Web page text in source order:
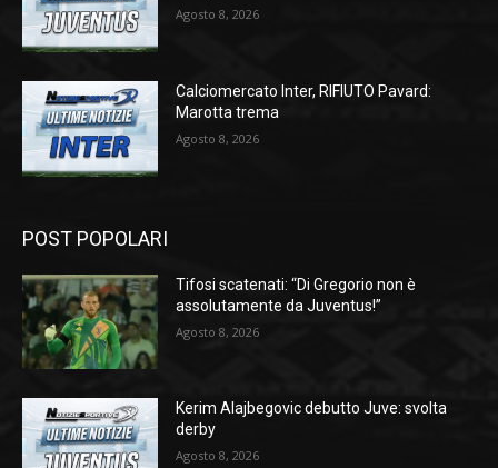
Agosto 8, 2026
Calciomercato Inter, RIFIUTO Pavard:
Marotta trema
Agosto 8, 2026
POST POPOLARI
Tifosi scatenati: “Di Gregorio non è
assolutamente da Juventus!”
Agosto 8, 2026
Kerim Alajbegovic debutto Juve: svolta
derby
Agosto 8, 2026